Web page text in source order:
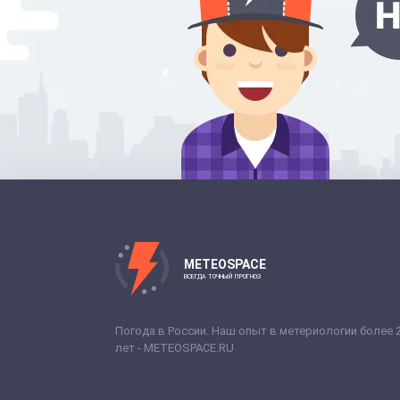
METEOSPACE
ВСЕГДА ТОЧНЫЙ ПРОГНОЗ
Погода в России. Наш опыт в метериологии более
лет - METEOSPACE.RU